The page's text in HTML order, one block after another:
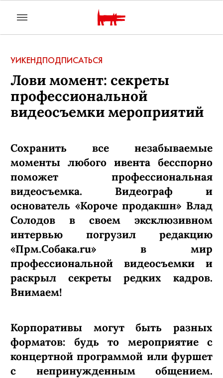
УИКЕНДПОДПИСАТЬСЯ
Лови момент: секреты
профессиональной
видеосъемки мероприятий
Сохранить все незабываемые
моменты любого ивента бесспорно
поможет профессиональная
видеосъемка. Видеограф и
основатель «Короче продакшн» Влад
Солодов в своем эксклюзивном
интервью погрузил редакцию
«Прм.Собака.ru» в мир
профессиональной видеосъемки и
раскрыл секреты редких кадров.
Внимаем!
Корпоративы могут быть разных
форматов: будь то мероприятие с
концертной программой или фуршет
с непринужденным общением.